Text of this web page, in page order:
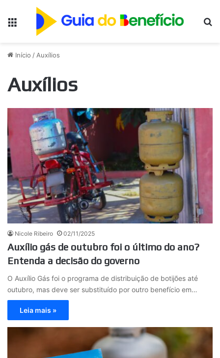
Início / Auxílios
Auxílios
Nicole Ribeiro 02/11/2025
Auxílio gás de outubro foi o último do ano?
Entenda a decisão do governo
O Auxílio Gás foi o programa de distribuição de botijões até
outubro, mas deve ser substituído por outro benefício em…
Leia mais »